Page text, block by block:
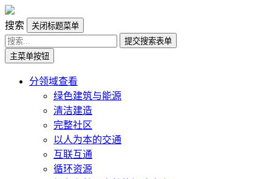
搜索
关闭标题菜单
提交搜索表单
主菜单按钮
分领域查看
绿色建筑与能源
清洁建造
完整社区
以人为本的交通
互联互通
循环资源